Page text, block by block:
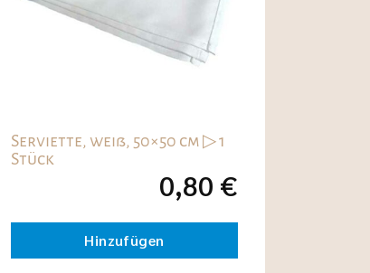
Serviette, weiß, 50×50 cm ▷ 1
Stück
0,80 €
Hinzufügen